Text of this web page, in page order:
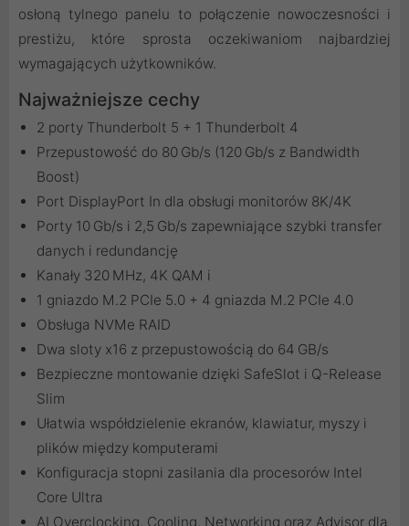
osłoną tylnego panelu to połączenie nowoczesności i
prestiżu, które sprosta oczekiwaniom najbardziej
wymagających użytkowników.
Najważniejsze cechy
2 porty Thunderbolt 5 + 1 Thunderbolt 4
Przepustowość do 80 Gb/s (120 Gb/s z Bandwidth
Boost)
Port DisplayPort In dla obsługi monitorów 8K/4K
Porty 10 Gb/s i 2,5 Gb/s zapewniające szybki transfer
danych i redundancję
Kanały 320 MHz, 4K QAM i
1 gniazdo M.2 PCIe 5.0 + 4 gniazda M.2 PCIe 4.0
Obsługa NVMe RAID
Dwa sloty x16 z przepustowością do 64 GB/s
Bezpieczne montowanie dzięki SafeSlot i Q-Release
Slim
Ułatwia współdzielenie ekranów, klawiatur, myszy i
plików między komputerami
Konfiguracja stopni zasilania dla procesorów Intel
Core Ultra
AI Overclocking, Cooling, Networking oraz Advisor dla